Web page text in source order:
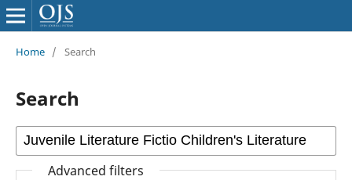
Home / Search
Search
Advanced filters